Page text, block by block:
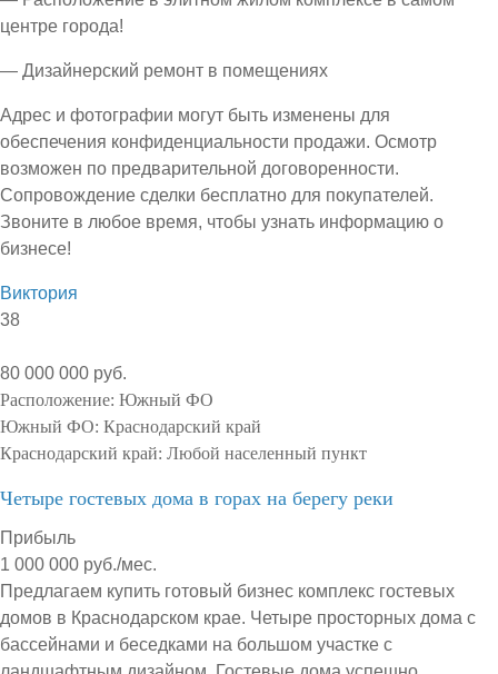
центре города!
— Дизайнерский ремонт в помещениях
Адрес и фотографии могут быть изменены для
обеспечения конфиденциальности продажи. Осмотр
возможен по предварительной договоренности.
Сопровождение сделки бесплатно для покупателей.
Звоните в любое время, чтобы узнать информацию о
бизнесе!
Виктория
38
80 000 000 руб.
Расположение: Южный ФО
Южный ФО: Краснодарский край
Краснодарский край: Любой населенный пункт
Четыре гостевых дома в горах на берегу реки
Прибыль
1 000 000 руб./мес.
Предлагаем купить готовый бизнес комплекс гостевых
домов в Краснодарском крае. Четыре просторных дома с
бассейнами и беседками на большом участке с